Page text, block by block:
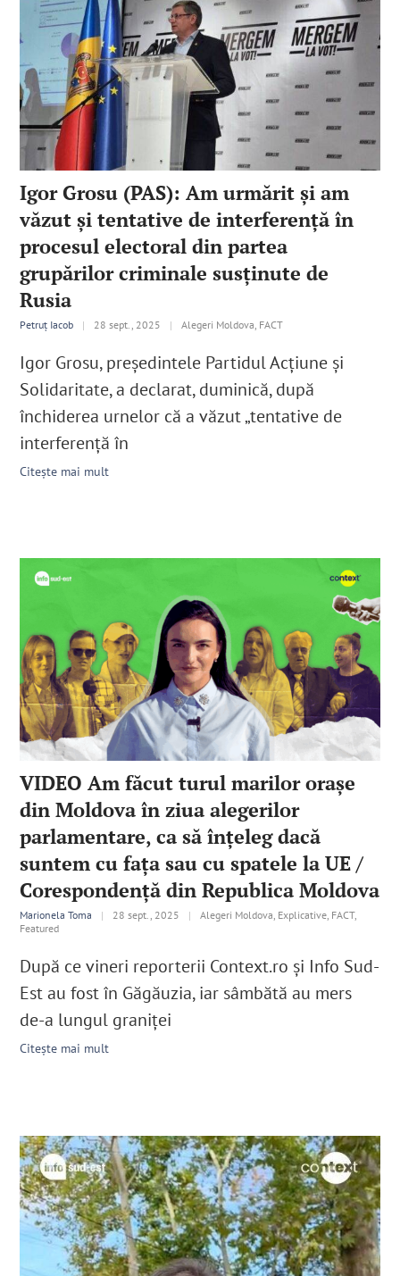
Igor Grosu (PAS): Am urmărit și am
văzut și tentative de interferență în
procesul electoral din partea
grupărilor criminale susținute de
Rusia
Petruț Iacob | 28 sept., 2025 | Alegeri Moldova, FACT
Igor Grosu, președintele Partidul Acţiune şi
Solidaritate, a declarat, duminică, după
închiderea urnelor că a văzut „tentative de
interferență în
Citește mai mult
VIDEO Am făcut turul marilor orașe
din Moldova în ziua alegerilor
parlamentare, ca să înțeleg dacă
suntem cu fața sau cu spatele la UE /
Corespondență din Republica Moldova
Marionela Toma | 28 sept., 2025 |
Alegeri Moldova, Explicative, FACT,
Featured
După ce vineri reporterii Context.ro și Info Sud-
Est au fost în Găgăuzia, iar sâmbătă au mers
de-a lungul graniței
Citește mai mult